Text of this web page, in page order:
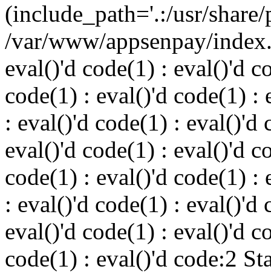
(include_path='.:/usr/
/var/www/appsenpay/
eval()'d code(1) : eval()'d
code(1) : eval()'d code(1) :
: eval()'d code(1) : eval()'d
eval()'d code(1) : eval()'d
code(1) : eval()'d code(1) :
: eval()'d code(1) : eval()'d
eval()'d code(1) : eval()'d
code(1) : eval()'d code:2